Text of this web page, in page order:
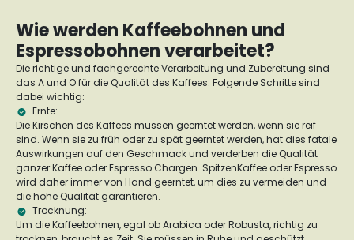
Wie werden Kaffeebohnen und
Espressobohnen verarbeitet?
Die richtige und fachgerechte Verarbeitung und Zubereitung sind
das A und O für die Qualität des Kaffees. Folgende Schritte sind
dabei wichtig:
Ernte:
Die Kirschen des Kaffees müssen geerntet werden, wenn sie reif
sind. Wenn sie zu früh oder zu spät geerntet werden, hat dies fatale
Auswirkungen auf den Geschmack und verderben die Qualität
ganzer Kaffee oder Espresso Chargen. SpitzenKaffee oder Espresso
wird daher immer von Hand geerntet, um dies zu vermeiden und
die hohe Qualität garantieren.
Trocknung:
Um die Kaffeebohnen, egal ob Arabica oder Robusta, richtig zu